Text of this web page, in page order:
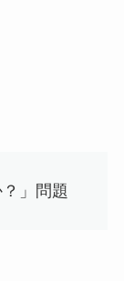
」問題